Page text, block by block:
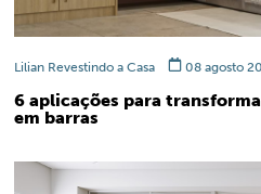
Lilian Revestindo a Casa 08 agosto
6 aplicações para
em barras